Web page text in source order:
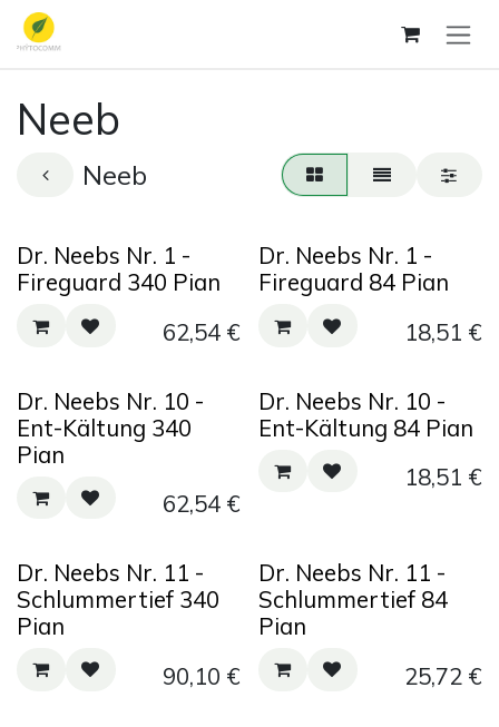
Zum Inhalt springen
Neeb
Neeb
Dr. Neebs Nr. 1 -
Fireguard 340 Pian
62,54€
Dr. Neebs Nr. 1 -
Fireguard 84 Pian
18,51 €
Dr. Neebs Nr. 10 -
Ent-Kältung 340
Pian
62,54€
Dr. Neebs Nr. 10 -
Ent-Kältung 84 Pian
18,51 €
Dr. Neebs Nr. 11 -
Schlummertief 340
Pian
90,10 €
Dr. Neebs Nr. 11 -
Schlummertief 84
Pian
25,72€